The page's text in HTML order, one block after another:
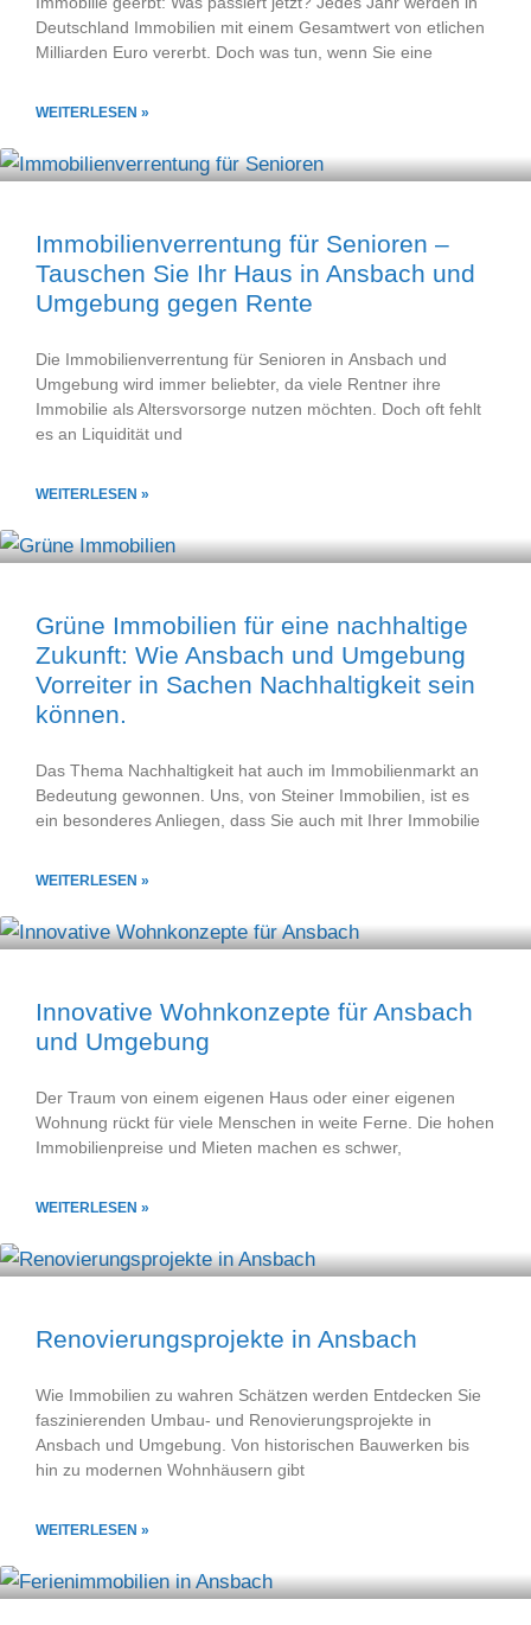
Deutschland Immobilien mit einem Gesamtwert von etlichen
Milliarden Euro vererbt. Doch was tun, wenn Sie eine
WEITERLESEN »
Immobilienverrentung für Senioren –
Tauschen Sie Ihr Haus in Ansbach und
Umgebung gegen Rente
Die Immobilienverrentung für Senioren in Ansbach und
Umgebung wird immer beliebter, da viele Rentner ihre
Immobilie als Altersvorsorge nutzen möchten. Doch oft fehlt
es an Liquidität und
WEITERLESEN »
Grüne Immobilien für eine nachhaltige
Zukunft: Wie Ansbach und Umgebung
Vorreiter in Sachen Nachhaltigkeit sein
können.
Das Thema Nachhaltigkeit hat auch im Immobilienmarkt an
Bedeutung gewonnen. Uns, von Steiner Immobilien, ist es
ein besonderes Anliegen, dass Sie auch mit Ihrer Immobilie
WEITERLESEN »
Innovative Wohnkonzepte für Ansbach
und Umgebung
Der Traum von einem eigenen Haus oder einer eigenen
Wohnung rückt für viele Menschen in weite Ferne. Die hohen
Immobilienpreise und Mieten machen es schwer,
WEITERLESEN »
Renovierungsprojekte in Ansbach
Wie Immobilien zu wahren Schätzen werden Entdecken Sie
faszinierenden Umbau- und Renovierungsprojekte in
Ansbach und Umgebung. Von historischen Bauwerken bis
hin zu modernen Wohnhäusern gibt
WEITERLESEN »